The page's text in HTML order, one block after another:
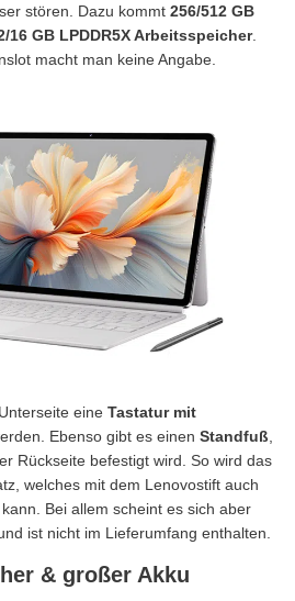
stören. Dazu kommt 256/512 GB
16 GB LPDDR5X Arbeitsspeicher.
macht man keine Angabe.
eine Tastatur mit
Ebenso gibt es einen Standfuß
Rückseite befestigt wird. So wird das
welches mit dem Lenovostift auch
Bei allem scheint es sich aber
ist nicht im Lieferumfang enthalten.
& großer Akku